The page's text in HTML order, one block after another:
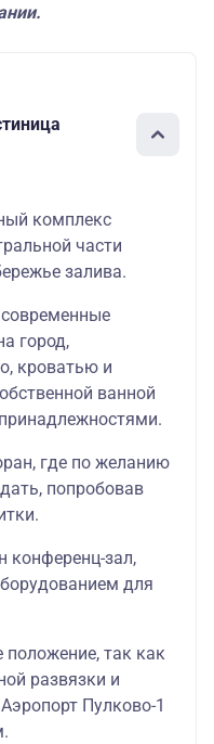
комплекс
части
залива.
город,
кроватью и
ванной
где по желанию
попробовав
конференц-зал,
для
так как
развязки и
Пулково-1